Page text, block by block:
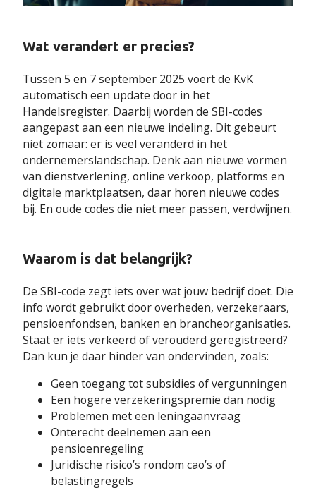
Wat verandert er precies?
Tussen 5 en 7 september 2025 voert de KvK
automatisch een update door in het
Handelsregister. Daarbij worden de SBI-codes
aangepast aan een nieuwe indeling. Dit gebeurt
niet zomaar: er is veel veranderd in het
ondernemerslandschap. Denk aan nieuwe vormen
van dienstverlening, online verkoop, platforms en
digitale marktplaatsen, daar horen nieuwe codes
bij. En oude codes die niet meer passen, verdwijnen.
Waarom is dat belangrijk?
De SBI-code zegt iets over wat jouw bedrijf doet. Die
info wordt gebruikt door overheden, verzekeraars,
pensioenfondsen, banken en brancheorganisaties.
Staat er iets verkeerd of verouderd geregistreerd?
Dan kun je daar hinder van ondervinden, zoals:
Geen toegang tot subsidies of vergunningen
Een hogere verzekeringspremie dan nodig
Problemen met een leningaanvraag
Onterecht deelnemen aan een
pensioenregeling
Juridische risico’s rondom cao’s of
belastingregels